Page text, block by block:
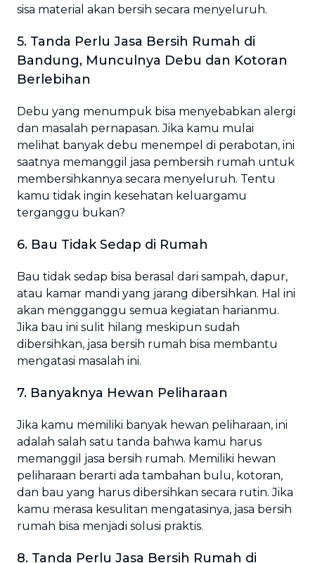
sisa material akan bersih secara menyeluruh.
5. Tanda Perlu Jasa Bersih Rumah di
Bandung, Munculnya Debu dan Kotoran
Berlebihan
Debu yang menumpuk bisa menyebabkan alergi
dan masalah pernapasan. Jika kamu mulai
melihat banyak debu menempel di perabotan, ini
saatnya memanggil jasa pembersih rumah untuk
membersihkannya secara menyeluruh. Tentu
kamu tidak ingin kesehatan keluargamu
terganggu bukan?
6. Bau Tidak Sedap di Rumah
Bau tidak sedap bisa berasal dari sampah, dapur,
atau kamar mandi yang jarang dibersihkan. Hal ini
akan mengganggu semua kegiatan harianmu.
Jika bau ini sulit hilang meskipun sudah
dibersihkan, jasa bersih rumah bisa membantu
mengatasi masalah ini.
7. Banyaknya Hewan Peliharaan
Jika kamu memiliki banyak hewan peliharaan, ini
adalah salah satu tanda bahwa kamu harus
memanggil jasa bersih rumah. Memiliki hewan
peliharaan berarti ada tambahan bulu, kotoran,
dan bau yang harus dibersihkan secara rutin. Jika
kamu merasa kesulitan mengatasinya, jasa bersih
rumah bisa menjadi solusi praktis.
8. Tanda Perlu Jasa Bersih Rumah di